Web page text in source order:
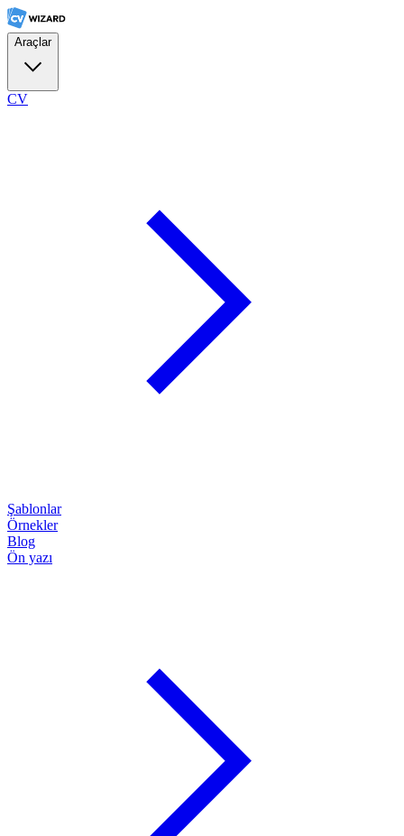
Araçlar
CV
Şablonlar
Örnekler
Blog
Ön yazı